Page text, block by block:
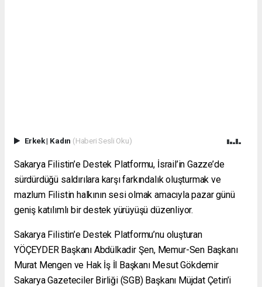
Erkek| Kadın (Haberi Sesli Oku)
Sakarya Filistin’e Destek Platformu, İsrail’in Gazze’de
sürdürdüğü saldırılara karşı farkındalık oluşturmak ve
mazlum Filistin halkının sesi olmak amacıyla pazar günü
geniş katılımlı bir destek yürüyüşü düzenliyor.
Sakarya Filistin’e Destek Platformu’nu oluşturan
YÖÇEYDER Başkanı Abdülkadir Şen, Memur-Sen Başkanı
Murat Mengen ve Hak İş İl Başkanı Mesut Gökdemir
Sakarya Gazeteciler Birliği (SGB) Başkanı Müjdat Çetin’i